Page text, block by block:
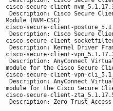
cisco-secure-client-
Module (NVM-CSC)
cisco-secure-client-
cisco-secure-client-
cisco-secure-client-
module for the Cisco Secure
cisco-secure-client-vpn-
module for the Cisco Secure
cisco-secure-client-
Description: Zero Trust Access